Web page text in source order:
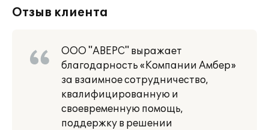
Отзыв клиента
ООО "АВЕРС" выражает
благодарность «Компании Амбер»
за взаимное сотрудничество,
квалифицированную и
своевременную помощь,
поддержку в решении